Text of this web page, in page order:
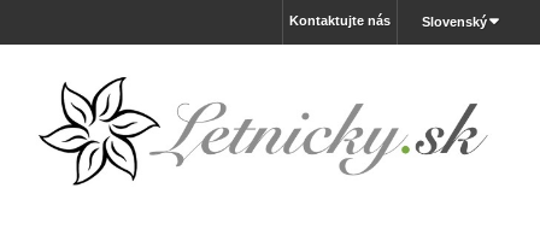
Slovenský
Kontaktujte nás